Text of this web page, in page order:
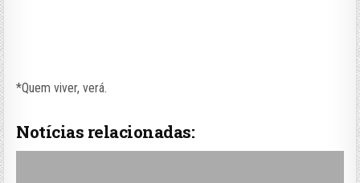
*Quem viver, verá.
Notícias relacionadas: